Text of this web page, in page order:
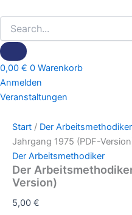
0,00 € 0 Warenkorb
Anmelden
Veranstaltungen
Start / Der Arbeitsmethodiker
Jahrgang 1975 (PDF-
Der Arbeitsmethodiker
Der
Version)
5,00 €